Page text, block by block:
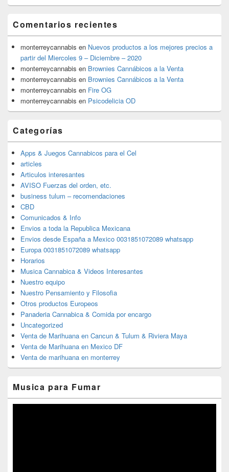
Comentarios recientes
monterreycannabis en Nuevos productos a los mejores precios a
partir del Miercoles 9 – Diciembre – 2020
monterreycannabis en Brownies Cannábicos a la Venta
monterreycannabis en Brownies Cannábicos a la Venta
monterreycannabis en Fire OG
monterreycannabis en Psicodelicia OD
Categorías
Apps & Juegos Cannabicos para el Cel
articles
Articulos interesantes
AVISO Fuerzas del orden, etc.
business tulum – recomendaciones
CBD
Comunicados & Info
Envios a toda la Republica Mexicana
Envios desde España a Mexico 0031851072089 whatsapp
Europa 0031851072089 whatsapp
Horarios
Musica Cannabica & Videos Interesantes
Nuestro equipo
Nuestro Pensamiento y Filosofia
Otros productos Europeos
Panaderia Cannabica & Comida por encargo
Uncategorized
Venta de Marihuana en Cancun & Tulum & Riviera Maya
Venta de Marihuana en Mexico DF
Venta de marihuana en monterrey
Musica para Fumar